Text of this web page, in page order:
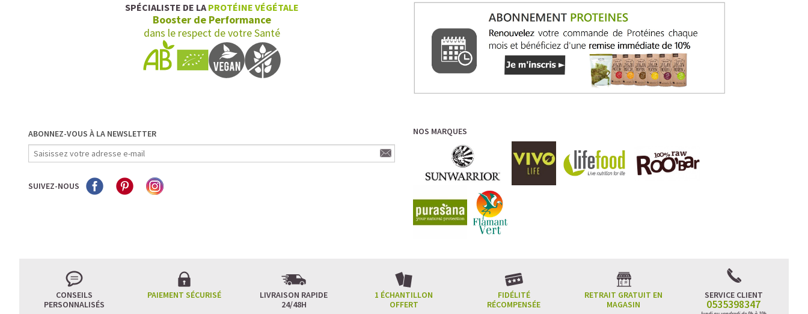
SPÉCIALISTE DE LA PROTÉINE VÉGÉTALE
Booster de Performance
dans le respect de votre Santé
ABONNEZ-VOUS À LA NEWSLETTER
SUIVEZ-NOUS
NOS MARQUES
CONSEILS
PERSONNALISÉS
PAIEMENT SÉCURISÉ
LIVRAISON RAPIDE
24/48H
1 ÉCHANTILLON
OFFERT
FIDÉLITÉ
RÉCOMPENSÉE
RETRAIT GRATUIT EN
MAGASIN
SERVICE CLIENT
0535398347